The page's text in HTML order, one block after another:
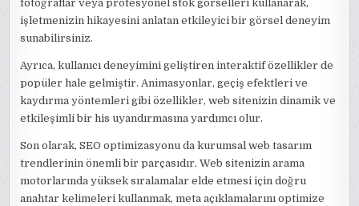
fotoğraflar veya profesyonel stok görselleri kullanarak,
işletmenizin hikayesini anlatan etkileyici bir görsel deneyim
sunabilirsiniz.
Ayrıca, kullanıcı deneyimini geliştiren interaktif özellikler de
popüler hale gelmiştir. Animasyonlar, geçiş efektleri ve
kaydırma yöntemleri gibi özellikler, web sitenizin dinamik ve
etkileşimli bir his uyandırmasına yardımcı olur.
Son olarak, SEO optimizasyonu da kurumsal web tasarım
trendlerinin önemli bir parçasıdır. Web sitenizin arama
motorlarında yüksek sıralamalar elde etmesi için doğru
anahtar kelimeleri kullanmak, meta açıklamalarını optimize